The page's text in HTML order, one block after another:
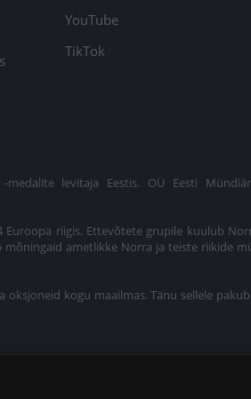
YouTube
TikTok
levitaja Eestis. OÜ Eesti
riigis. Ettevõtete grupile kuulub
mõningaid ametlikke Norra ja teiste riikide
kogu maailmas. Tänu sellele